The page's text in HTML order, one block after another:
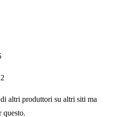
altri produttori su altri siti ma
questo.